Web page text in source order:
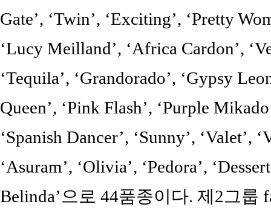
Gate’, ‘Twin’, ‘Exciting’, ‘Pretty
‘Lucy Meilland’, ‘Africa Cardon’,
‘Tequila’, ‘Grandorado’, ‘Gypsy
Queen’, ‘Pink Flash’, ‘Purple
‘Spanish Dancer’, ‘Sunny’, ‘Valet’,
‘Asuram’, ‘Olivia’, ‘Pedora’,
Belinda’으로 44품종이다. 제2그룹